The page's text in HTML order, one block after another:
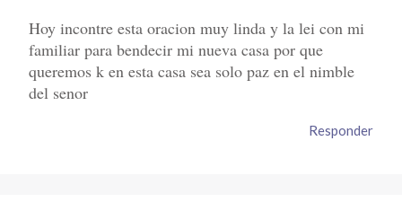
Hoy incontre esta oracion muy linda y la lei con mi
familiar para bendecir mi nueva casa por que
queremos k en esta casa sea solo paz en el nimble
del senor
Responder